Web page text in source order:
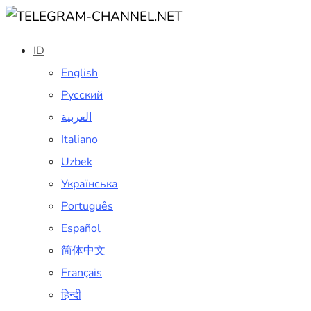
ID
English
Русский
العربية
Italiano
Uzbek
Українська
Português
Español
简体中文
Français
हिन्दी